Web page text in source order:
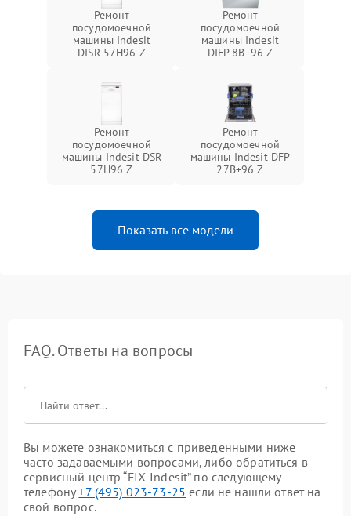
Ремонт
посудомоечной
машины Indesit
DISR 57H96 Z
Ремонт
посудомоечной
машины Indesit
DIFP 8B+96 Z
Ремонт
посудомоечной
машины Indesit DSR
57H96 Z
Ремонт
посудомоечной
машины Indesit DFP
27B+96 Z
Показать все модели
FAQ. Ответы на вопросы
Вы можете ознакомиться с приведенными ниже
часто задаваемыми вопросами, либо обратиться в
сервисный центр “FIX-Indesit” по следующему
телефону+7 (495) 023-73-25 если не нашли ответ на
свой вопрос.